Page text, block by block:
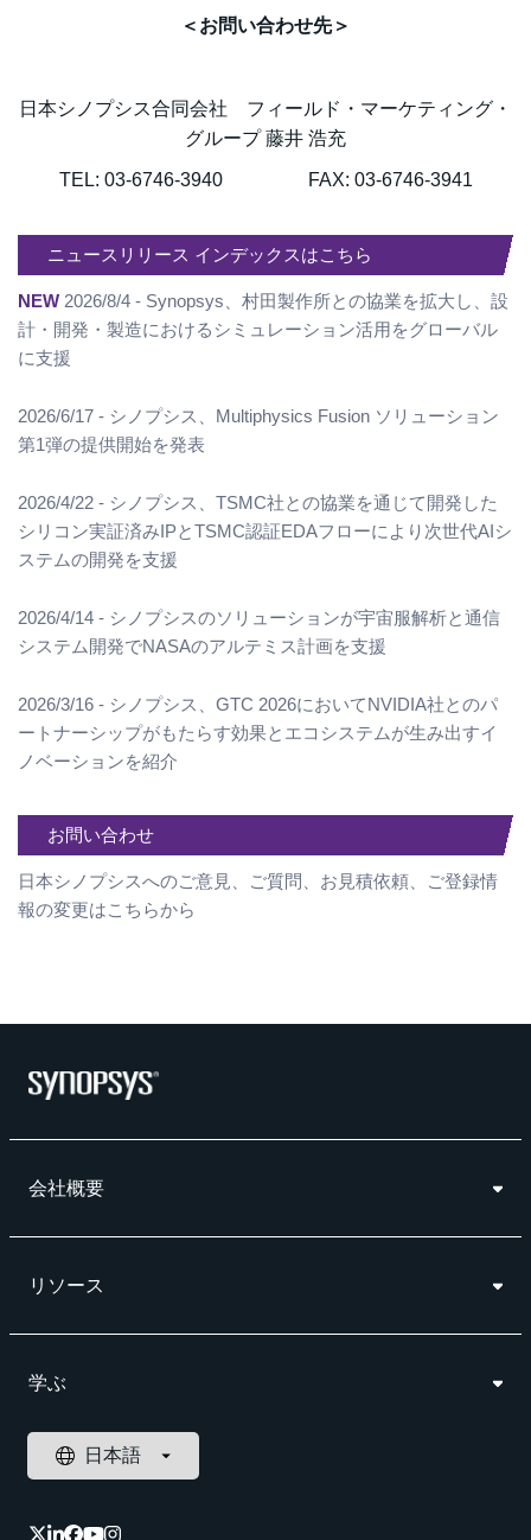
＜お問い合わせ先＞
日本シノプシス合同会社 フィールド・マーケティング・
グループ 藤井 浩充
TEL: 03-6746-3940 FAX: 03-6746-3941
ニュースリリース インデックスはこちら
NEW 2026/8/4 - Synopsys、村田製作所との協業を拡大し、設
計・開発・製造におけるシミュレーション活用をグローバル
に支援
2026/6/17 - シノプシス、Multiphysics Fusion ソリューション
第1弾の提供開始を発表
2026/4/22 - シノプシス、TSMC社との協業を通じて開発した
シリコン実証済みIPとTSMC認証EDAフローにより次世代AIシ
ステムの開発を支援
2026/4/14 - シノプシスのソリューションが宇宙服解析と通信
システム開発でNASAのアルテミス計画を支援
2026/3/16 - シノプシス、GTC 2026においてNVIDIA社とのパ
ートナーシップがもたらす効果とエコシステムが生み出すイ
ノベーションを紹介
お問い合わせ
日本シノプシスへのご意見、ご質問、お見積依頼、ご登録情
報の変更はこちらから
会社概要
リソース
学ぶ